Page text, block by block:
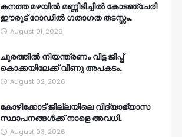
കനത്ത മഴയിൽ മണ്ണിടിച്ചിൽ കോടഞ്ചേരി
ഈരൂട് റോഡിൽ ഗതാഗത തടസ്സം.
August 01, 2026
ചുരത്തിൽ നിയന്ത്രണം വിട്ട ജീപ്പ്
കൊക്കയിലേക്ക് വീണു അപകടം.
August 02, 2026
കോഴിക്കോട് ജില്ലയിലെ വിദ്യാഭ്യാസ
സ്ഥാപനങ്ങൾക്ക് നാളെ അവധി.
August 03, 2026